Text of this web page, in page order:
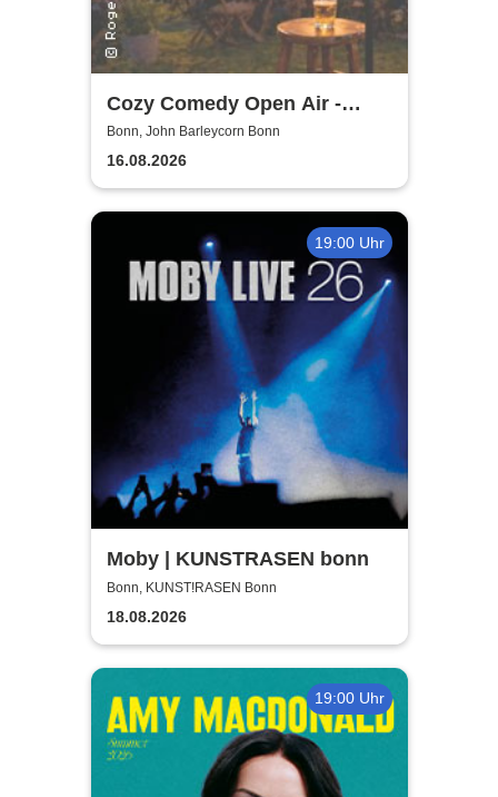
Cozy Comedy Open Air -
John Barleycorn Bonn
Bonn, John Barleycorn Bonn
16.08.2026
19:00 Uhr
Moby | KUNSTRASEN bonn
Bonn, KUNST!RASEN Bonn
18.08.2026
19:00 Uhr